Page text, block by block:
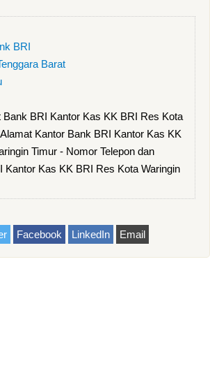
BRI
Barat
Bank BRI Kantor Kas KK BRI Res Kota
Kantor Bank BRI Kantor Kas KK
Timur - Nomor Telepon dan
Kantor Kas KK BRI Res Kota Waringin
Facebook LinkedIn Email